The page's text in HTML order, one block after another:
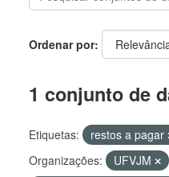
Ordenar por
1 conjunto de
Etiquetas: restos a pagar
Organizações:
UFVJM